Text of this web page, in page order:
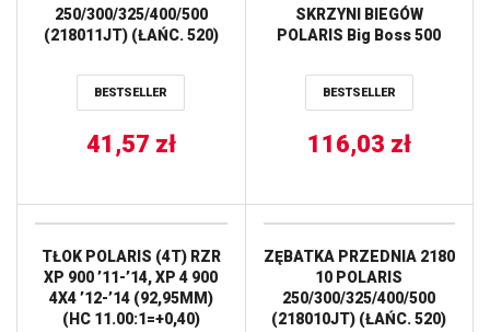
250/300/325/400/500
(218011JT) (ŁAŃC. 520)
BESTSELLER
41,57 zł
SKRZYNI BIEGÓW
POLARIS Big Boss 500
’00-’08, Xplorer 250
’00-’02 ALL BALLS
BESTSELLER
116,03 zł
TŁOK POLARIS (4T) RZR
XP 900 ’11-’14, XP 4 900
4X4 ’12-’14 (92,95MM)
(HC 11.00:1=+0,40)
ZĘBATKA PRZEDNIA 2180
10 POLARIS
250/300/325/400/500
(218010JT) (ŁAŃC. 520)